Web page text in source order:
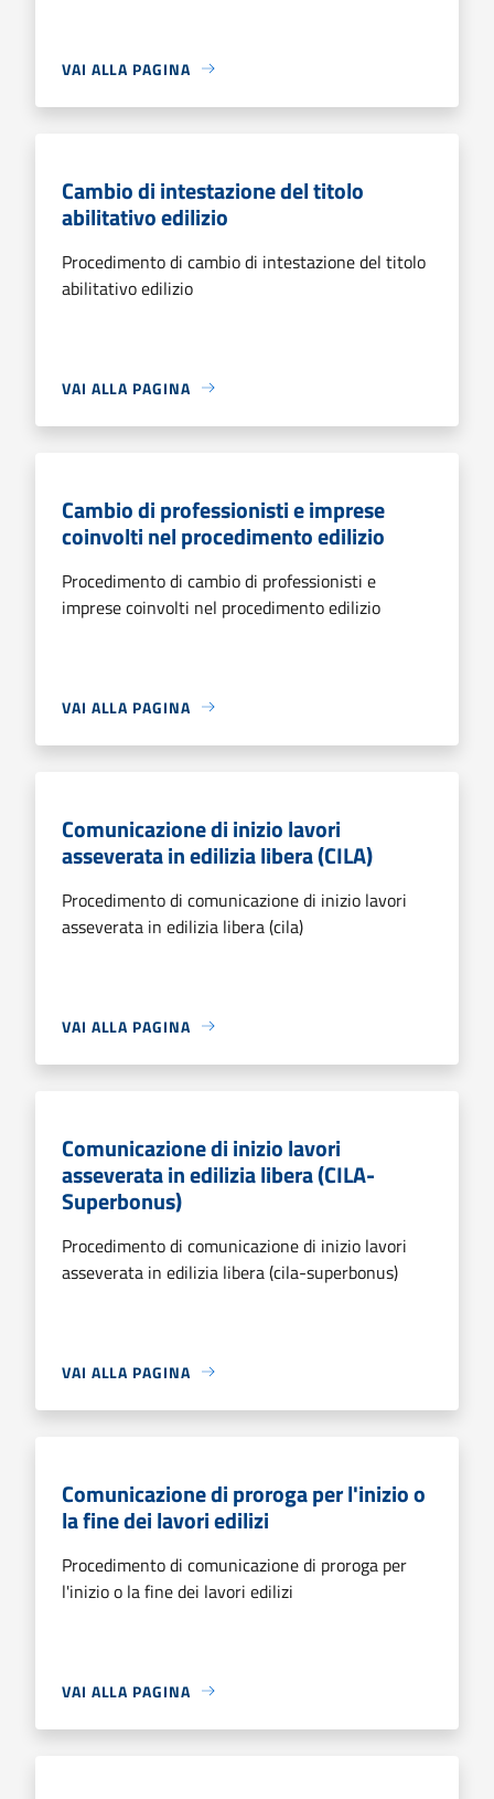
VAI ALLA PAGINA
Cambio di intestazione del titolo
abilitativo edilizio
Procedimento di cambio di intestazione del titolo
abilitativo edilizio
VAI ALLA PAGINA
Cambio di professionisti e imprese
coinvolti nel procedimento edilizio
Procedimento di cambio di professionisti e
imprese coinvolti nel procedimento edilizio
VAI ALLA PAGINA
Comunicazione di inizio lavori
asseverata in edilizia libera (CILA)
Procedimento di comunicazione di inizio lavori
asseverata in edilizia libera (cila)
VAI ALLA PAGINA
Comunicazione di inizio lavori
asseverata in edilizia libera (CILA-
Superbonus)
Procedimento di comunicazione di inizio lavori
asseverata in edilizia libera (cila-superbonus)
VAI ALLA PAGINA
Comunicazione di proroga per l'inizio o
la fine dei lavori edilizi
Procedimento di comunicazione di proroga per
l'inizio o la fine dei lavori edilizi
VAI ALLA PAGINA